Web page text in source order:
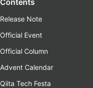
Contents
Release Note
Official Event
Official Column
Advent Calendar
Qiita Tech Festa